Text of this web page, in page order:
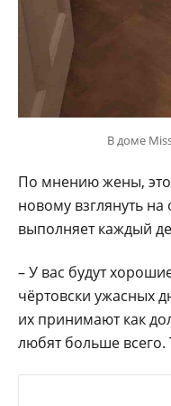
В доме
По мнению жены,
новому взглянуть
выполняет каждый
– У вас будут
чёртовски ужасных
их принимают как
любят больше всего.